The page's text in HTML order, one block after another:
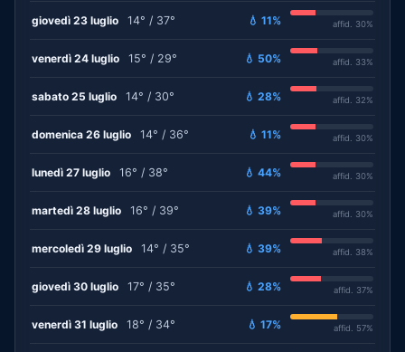
giovedì 23 luglio 14° / 37° 💧 11% affid. 30%
venerdì 24 luglio 15° / 29° 💧 50% affid. 33%
sabato 25 luglio 14° / 30° 💧 28% affid. 32%
domenica 26 luglio 14° / 36° 💧 11% affid. 30%
lunedì 27 luglio 16° / 38° 💧 44% affid. 30%
martedì 28 luglio 16° / 39° 💧 39% affid. 30%
mercoledì 29 luglio 14° / 35° 💧 39% affid. 38%
giovedì 30 luglio 17° / 35° 💧 28% affid. 37%
venerdì 31 luglio 18° / 34° 💧 17% affid. 57%